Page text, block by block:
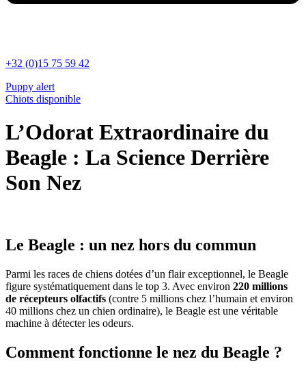
+32 (0)15 75 59 42
Puppy alert
Chiots disponible
L’Odorat Extraordinaire du
Beagle : La Science Derrière
Son Nez
Le Beagle : un nez hors du commun
Parmi les races de chiens dotées d’un flair exceptionnel, le Beagle
figure systématiquement dans le top 3. Avec environ 220 millions
de récepteurs olfactifs (contre 5 millions chez l’humain et environ
40 millions chez un chien ordinaire), le Beagle est une véritable
machine à détecter les odeurs.
Comment fonctionne le nez du Beagle ?